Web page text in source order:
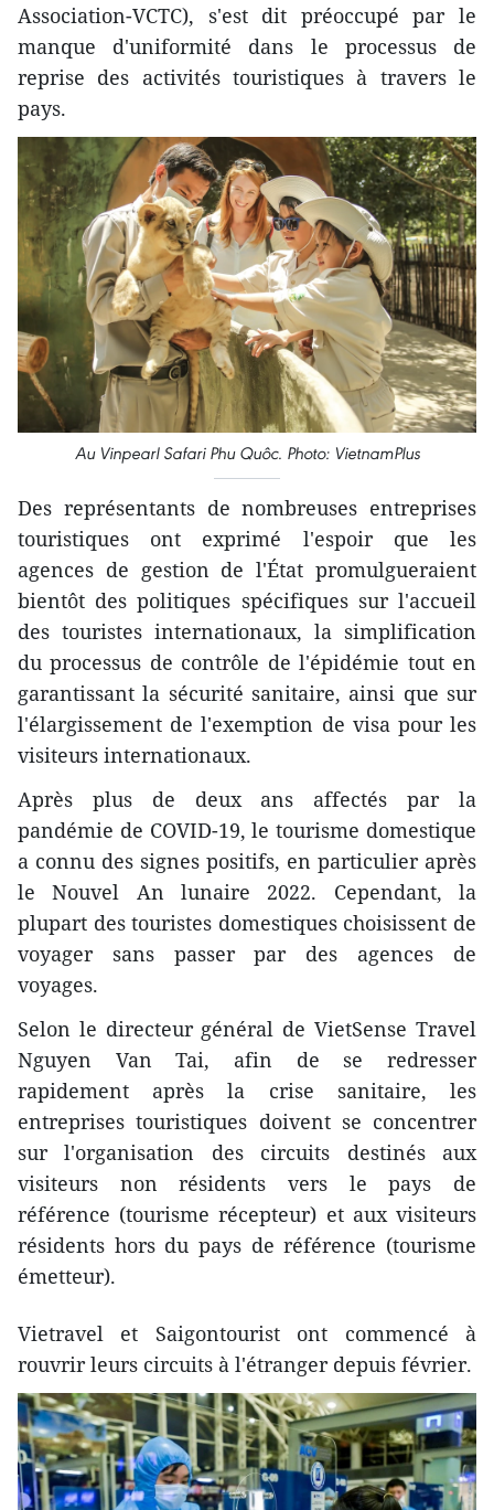
Association-VCTC), s'est dit préoccupé par le
manque d'uniformité dans le processus de
reprise des activités touristiques à travers le
pays.
Au Vinpearl Safari Phu Quôc. Photo: VietnamPlus
Des représentants de nombreuses entreprises
touristiques ont exprimé l'espoir que les
agences de gestion de l'État promulgueraient
bientôt des politiques spécifiques sur l'accueil
des touristes internationaux, la simplification
du processus de contrôle de l'épidémie tout en
garantissant la sécurité sanitaire, ainsi que sur
l'élargissement de l'exemption de visa pour les
visiteurs internationaux.
Après plus de deux ans affectés par la
pandémie de COVID-19, le tourisme domestique
a connu des signes positifs, en particulier après
le Nouvel An lunaire 2022. Cependant, la
plupart des touristes domestiques choisissent de
voyager sans passer par des agences de
voyages.
Selon le directeur général de VietSense Travel
Nguyen Van Tai, afin de se redresser
rapidement après la crise sanitaire, les
entreprises touristiques doivent se concentrer
sur l'organisation des circuits destinés aux
visiteurs non résidents vers le pays de
référence (tourisme récepteur) et aux visiteurs
résidents hors du pays de référence (tourisme
émetteur).
Vietravel et Saigontourist ont commencé à
rouvrir leurs circuits à l'étranger depuis février.